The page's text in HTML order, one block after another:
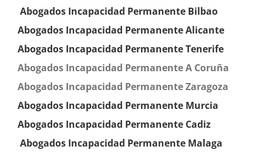
Abogados Incapacidad Permanente Bilbao
Abogados Incapacidad Permanente Alicante
Abogados Incapacidad Permanente Tenerife
Abogados Incapacidad Permanente A Coruña
Abogados Incapacidad Permanente Zaragoza
Abogados Incapacidad PermanenteMurcia
Abogados Incapacidad PermanenteCadiz
Abogados Incapacidad Permanente Malaga